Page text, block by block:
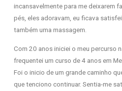
incansavelmente para me deixarem
pés, eles adoravam, eu ficava
também uma massagem.
Com 20 anos iniciei o meu percurso
frequentei um curso de 4 anos em
Foi o inicio de um grande caminho
que tenciono continuar. Sentia-me